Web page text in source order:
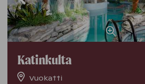
Katinkulta
Vuokatti